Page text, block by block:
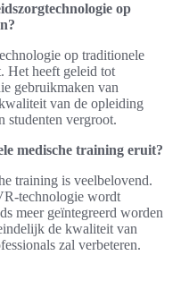
op
op traditionele
Het heeft geleid tot
gebruikmaken van
van de opleiding
studenten vergroot.
medische training eruit?
training is veelbelovend.
technologie wordt
meer geïntegreerd worden
de kwaliteit van
zal verbeteren.